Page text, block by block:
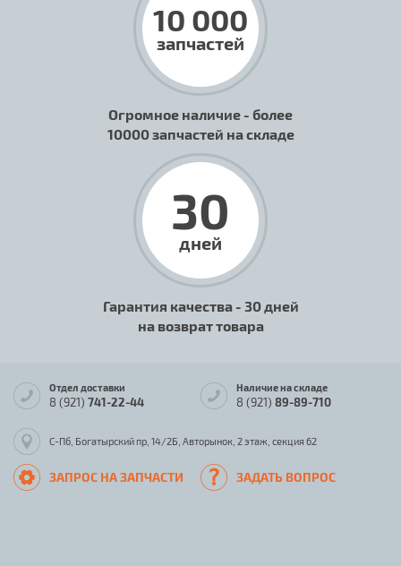
10 000
запчастей
Огромное наличие - более
10000 запчастей на складе
30
дней
Гарантия качества - 30 дней
на возврат товара
Отдел доставки
8 (921) 741-22-44
Наличие на складе
8 (921) 89-89-710
С-Пб, Богатырский пр, 14/2Б, Авторынок, 2 этаж, секция 62
ЗАПРОС НА ЗАПЧАСТИ ЗАДАТЬ ВОПРОС